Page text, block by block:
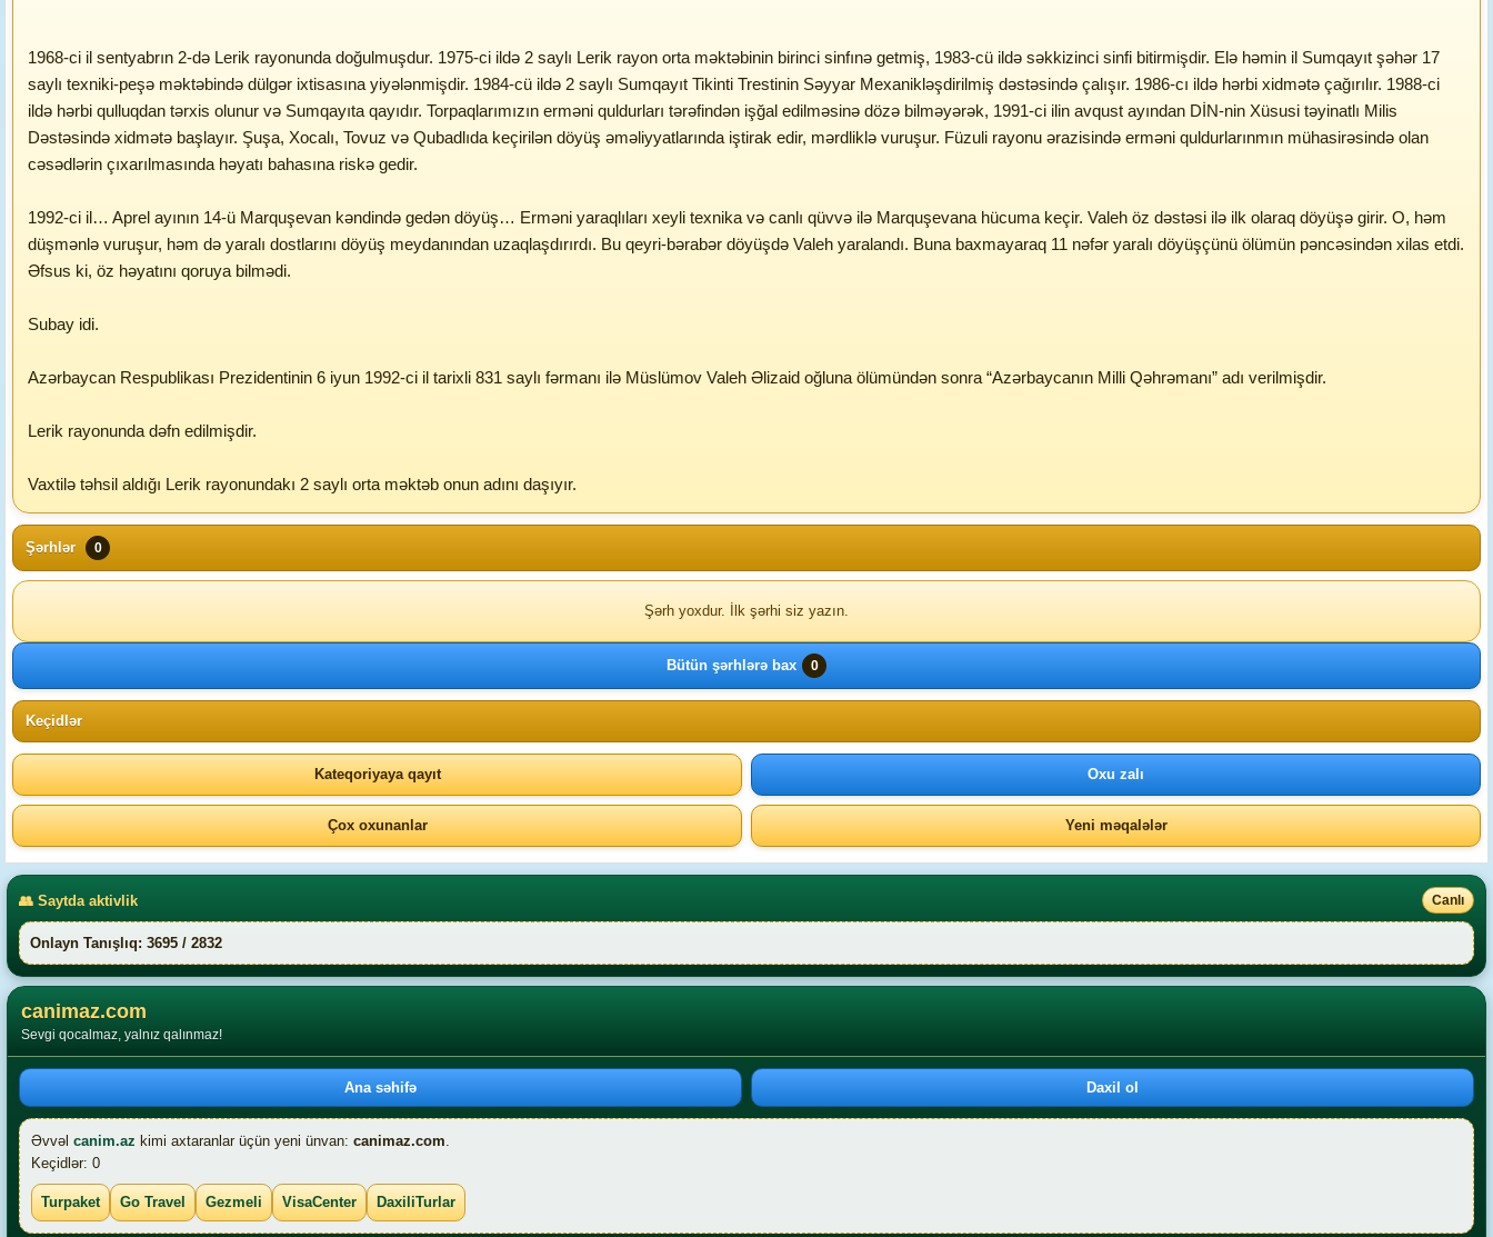
1968-ci il sentyabrın 2-də Lerik rayonunda doğulmuşdur. 1975-ci ildə 2 saylı Lerik rayon orta məktəbinin birinci sinfınə getmiş, 1983-cü ildə səkkizinci sinfi bitirmişdir. Elə həmin il Sumqayıt şəhər 17
saylı texniki-peşə məktəbində dülgər ixtisasına yiyələnmişdir. 1984-cü ildə 2 saylı Sumqayıt Tikinti Trestinin Səyyar Mexanikləşdirilmiş dəstəsində çalışır. 1986-cı ildə hərbi xidmətə çağırılır. 1988-ci
ildə hərbi qulluqdan tərxis olunur və Sumqayıta qayıdır. Torpaqlarımızın erməni quldurları tərəfindən işğal edilməsinə dözə bilməyərək, 1991-ci ilin avqust ayından DİN-nin Xüsusi təyinatlı Milis
Dəstəsində xidmətə başlayır. Şuşa, Xocalı, Tovuz və Qubadlıda keçirilən döyüş əməliyyatlarında iştirak edir, mərdliklə vuruşur. Füzuli rayonu ərazisində erməni quldurlarınmın mühasirəsində olan
cəsədlərin çıxarılmasında həyatı bahasına riskə gedir.
1992-ci il… Aprel ayının 14-ü Marquşevan kəndində gedən döyüş… Erməni yaraqlıları xeyli texnika və canlı qüvvə ilə Marquşevana hücuma keçir. Valeh öz dəstəsi ilə ilk olaraq döyüşə girir. O, həm
düşmənlə vuruşur, həm də yaralı dostlarını döyüş meydanından uzaqlaşdırırdı. Bu qeyri-bərabər döyüşdə Valeh yaralandı. Buna baxmayaraq 11 nəfər yaralı döyüşçünü ölümün pəncəsindən xilas etdi.
Əfsus ki, öz həyatını qoruya bilmədi.
Subay idi.
Azərbaycan Respublikası Prezidentinin 6 iyun 1992-ci il tarixli 831 saylı fərmanı ilə Müslümov Valeh Əlizaid oğluna ölümündən sonra “Azərbaycanın Milli Qəhrəmanı” adı verilmişdir.
Lerik rayonunda dəfn edilmişdir.
Vaxtilə təhsil aldığı Lerik rayonundakı 2 saylı orta məktəb onun adını daşıyır.
Şərhlər 0
Şərh yoxdur. İlk şərhi siz yazın.
Bütün şərhlərə bax 0
Keçidlər
Kateqoriyaya qayıt Oxu zalı
Çox oxunanlar Yeni məqalələr
👥 Saytda aktivlik Canlı
Onlayn Tanışlıq: 3695 / 2832
canimaz.com
Sevgi qocalmaz, yalnız qalınmaz!
Ana səhifə Daxil ol
Əvvəl canim.az kimi axtaranlar üçün yeni ünvan: canimaz.com.
Keçidlər: 0
Turpaket Go Travel Gezmeli VisaCenter DaxiliTurlar